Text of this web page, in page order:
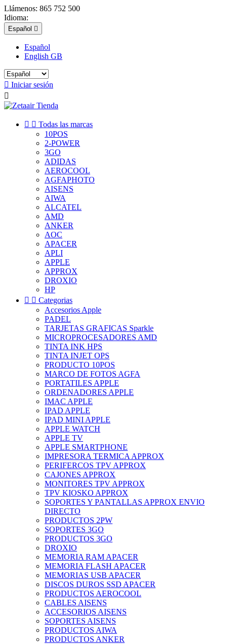
Llámenos: 865 752 500
Idioma:
Español 
Español
English GB
 Iniciar sesión

  Todas las marcas
10POS
2-POWER
3GO
ADIDAS
AEROCOOL
AGFAPHOTO
AISENS
AIWA
ALCATEL
AMD
ANKER
AOC
APACER
APLI
APPLE
APPROX
DROXIO
HP
  Categorias
Accesorios Apple
PADEL
TARJETAS GRAFICAS Sparkle
MICROPROCESADORES AMD
TINTA INK HPS
TINTA INJET OPS
PRODUCTO 10POS
MARCO DE FOTOS AGFA
PORTATILES APPLE
ORDENADORES APPLE
IMAC APPLE
IPAD APPLE
IPAD MINI APPLE
APPLE WATCH
APPLE TV
APPLE SMARTPHONE
IMPRESORA TERMICA APPROX
PERIFERCOS TPV APPROX
CAJONES APPROX
MONITORES TPV APPROX
TPV KIOSKO APPROX
SOPORTES Y PANTALLAS APPROX ENVIO
DIRECTO
PRODUCTOS 2PW
SOPORTES 3GO
PRODUCTOS 3GO
DROXIO
MEMORIA RAM APACER
MEMORIA FLASH APACER
MEMORIAS USB APACER
DISCOS DUROS SSD APACER
PRODUCTOS AEROCOOL
CABLES AISENS
ACCESORIOS AISENS
SOPORTES AISENS
PRODUCTOS AIWA
PRODUCTOS ANKER